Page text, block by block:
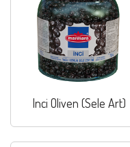
Inci Oliven (Sele Art)